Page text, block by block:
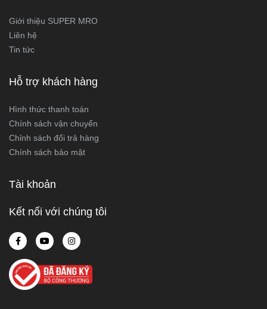
Giới thiệu SUPER MRO
Liên hệ
Tin tức
Hỗ trợ khách hàng
Hình thức thanh toán
Chính sách vận chuyển
Chỉnh sách đổi trả hàng
Chính sách bảo mật
Tài khoản
Kết nối với chúng tôi